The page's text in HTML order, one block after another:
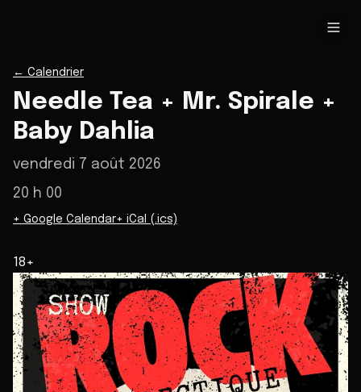
← Calendrier
Needle Tea + Mr. Spirale +
Baby Dahlia
vendredi 7 août 2026
20 h 00
+ Google Calendar+ iCal (.ics)
18+